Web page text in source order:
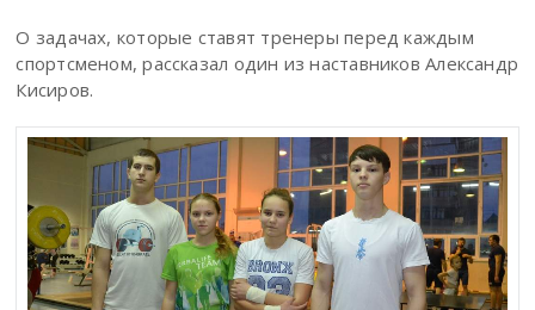
О задачах, которые ставят тренеры перед каждым
спортсменом, рассказал один из наставников Александр
Кисиров.